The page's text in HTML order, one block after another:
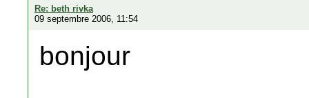
Re: beth rivka
09 septembre 2006, 11:54
bonjour